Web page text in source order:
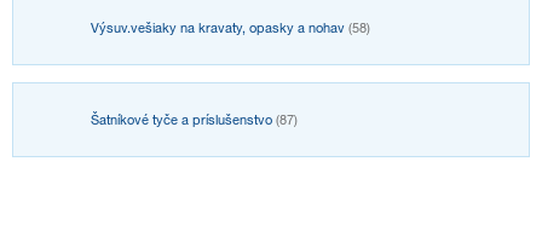
Výsuv.vešiaky na kravaty, opasky a nohav (58)
Šatníkové tyče a príslušenstvo (87)